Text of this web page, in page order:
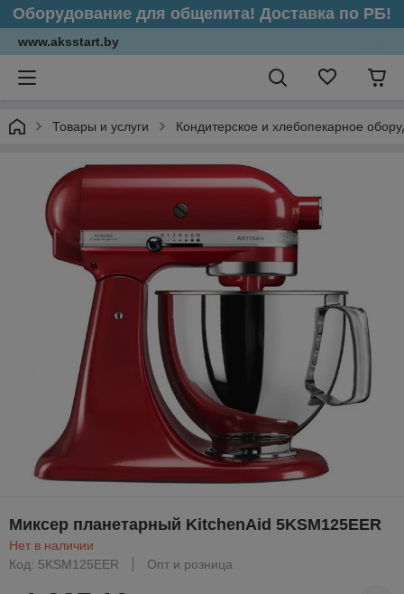
Оборудование для общепита! Доставка по РБ!
www.aksstart.by
Товары и услуги Кондитерское и хлебопекарное
Миксер планетарный KitchenAid 5KSM125EER
Нет в наличии
Код: 5KSM125EER
Опт и розница